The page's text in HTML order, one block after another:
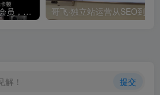
全网通用，不需要各种会员，再也不缺电影看！！
解！ 提交